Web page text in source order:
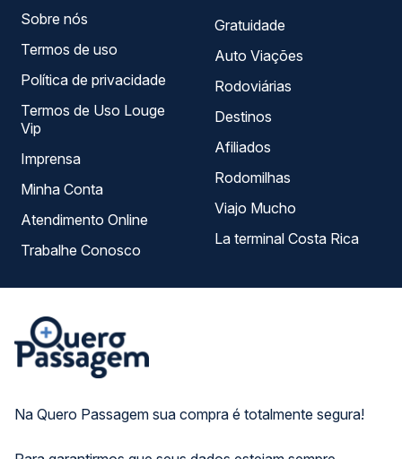
Na Quero Passagem sua compra é totalmente segura!
Sobre nós
Termos de uso
Política de privacidade
Termos de Uso Louge
Vip
Imprensa
Minha Conta
Atendimento Online
Trabalhe Conosco
Gratuidade
Auto Viações
Rodoviárias
Destinos
Afiliados
Rodomilhas
Viajo Mucho
La terminal Costa Rica